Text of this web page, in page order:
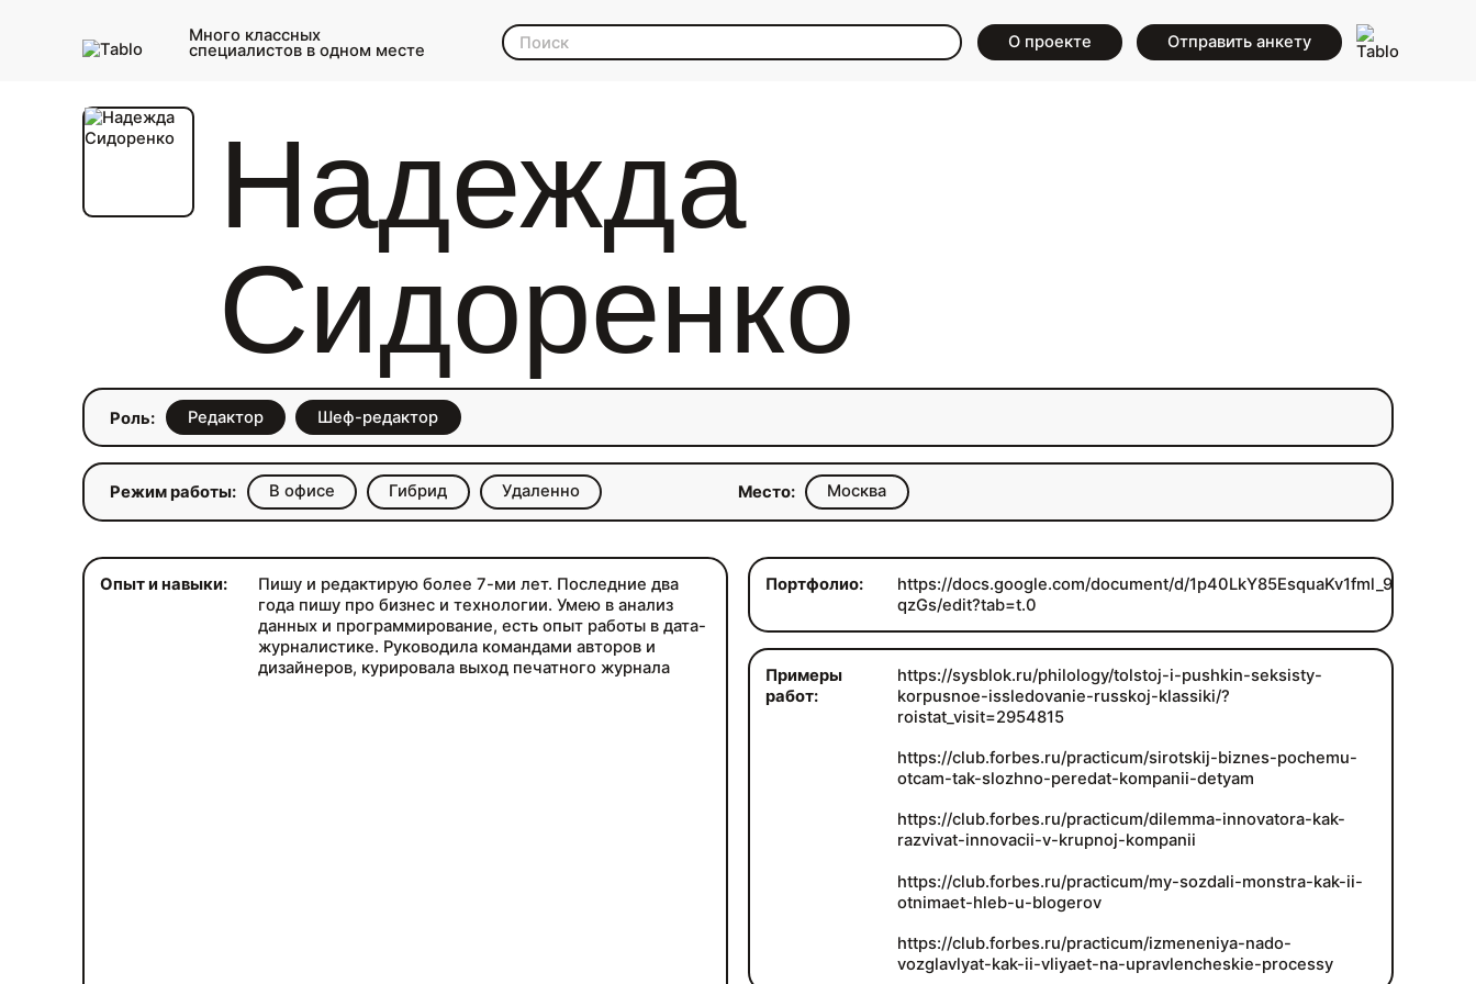
Много классных
специалистов в одном месте О проекте Отправить анкету
Надежда
Сидоренко
Роль: Редактор Шеф-редактор
Режим работы: В офисе Гибрид Удаленно Место: Москва
Опыт и навыки:
Пишу и редактирую более 7-ми лет. Последние два
года пишу про бизнес и технологии. Умею в анализ
данных и программирование, есть опыт работы в дата-
журналистике. Руководила командами авторов и
дизайнеров, курировала выход печатного журнала
Портфолио:
https://docs.google.com/document/d/
qzGs/edit?tab=t.0
Примеры
работ:
https://sysblok.ru/philology/tolstoj-i-pushkin-seksisty-
korpusnoe-issledovanie-russkoj-klassiki/?
roistat_visit=2954815
https://club.forbes.ru/practicum/sirotskij-biznes-pochemu-
otcam-tak-slozhno-peredat-kompanii-detyam
https://club.forbes.ru/practicum/dilemma-innovatora-kak-
razvivat-innovacii-v-krupnoj-kompanii
https://club.forbes.ru/practicum/my-sozdali-monstra-kak-ii-
otnimaet-hleb-u-blogerov
https://club.forbes.ru/practicum/izmeneniya-nado-
vozglavlyat-kak-ii-vliyaet-na-upravlencheskie-processy